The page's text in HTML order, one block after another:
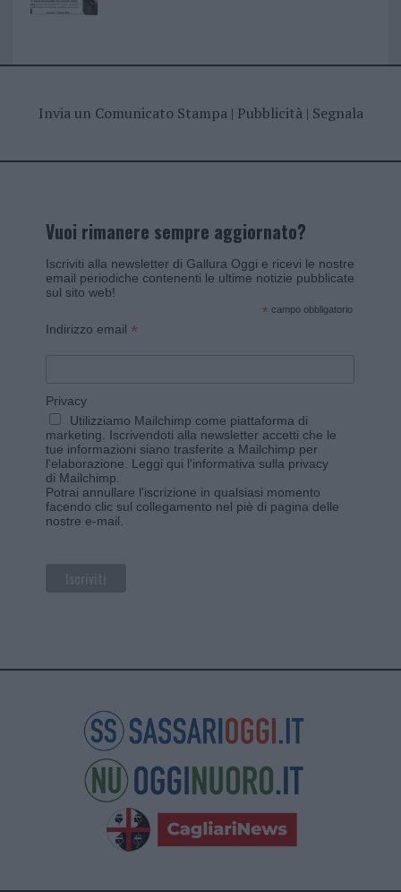
Invia un Comunicato Stampa| Pubblicità| Segnala
Vuoi rimanere sempre aggiornato?
Iscriviti alla newsletter di Gallura Oggi e ricevi le nostre
email periodiche contenenti le ultime notizie pubblicate
sul sito web!
* campo obbligatorio
Indirizzo email *
Privacy
Utilizziamo Mailchimp come piattaforma di
marketing. Iscrivendoti alla newsletter accetti che le
tue informazioni siano trasferite a Mailchimp per
l'elaborazione. Leggi qui l'informativa sulla privacy
di Mailchimp
Potrai annullare l'iscrizione in qualsiasi momento
facendo clic sul collegamento nel piè di pagina delle
nostre e-mail.